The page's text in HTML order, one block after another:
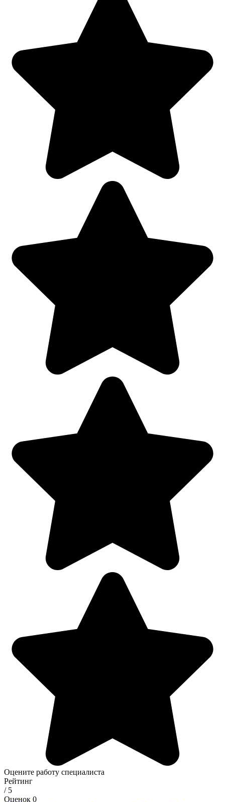
Оцените работу специалиста
Рейтинг
/ 5
Оценок 0